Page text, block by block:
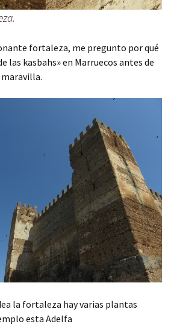
fortaleza, me pregunto por qué
las kasbahs» en Marruecos antes de
la fortaleza hay varias plantas
esta Adelfa